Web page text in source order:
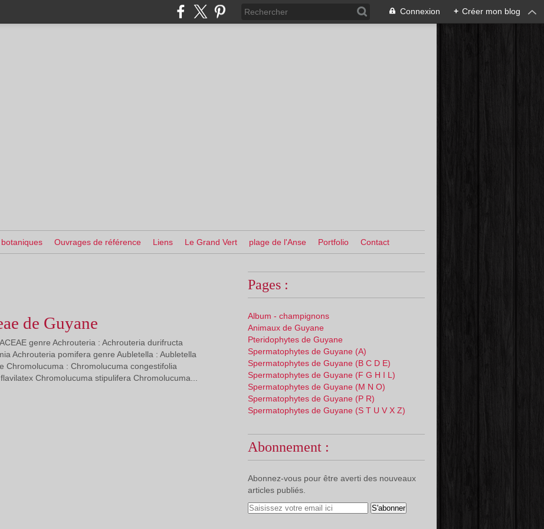
Connexion + Créer mon blog
Ouvrages de référence Liens Le Grand Vert plage de l'Anse Portfolio Contact
de Guyane
genre Achrouteria : Achrouteria durifructa
Achrouteria pomifera genre Aubletella : Aubletella
Chromolucuma : Chromolucuma congestifolia
Chromolucuma stipulifera Chromolucuma...
Pages :
Album - champignons
Animaux de Guyane
Pteridophytes de Guyane
Spermatophytes de Guyane (A)
Spermatophytes de Guyane (B C D E)
Spermatophytes de Guyane (F G H I L)
Spermatophytes de Guyane (M N O)
Spermatophytes de Guyane (P R)
Spermatophytes de Guyane (S T U V X Z)
Abonnement :
Abonnez-vous pour être averti des nouveaux
articles publiés.